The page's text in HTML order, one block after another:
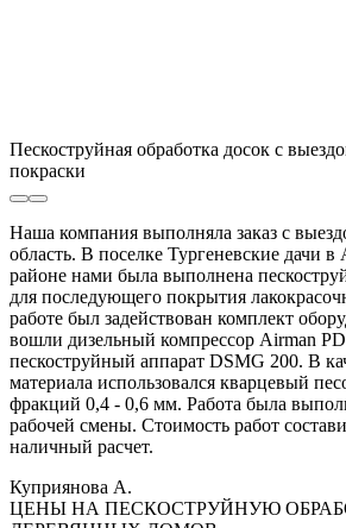
Пескоструйная обработка досок с
покраски
Наша компания выполняла заказ с
область. В поселке Тургеневские дачи в
районе нами была выполнена
для последующего покрытия
работе был задействован комплект
вошли дизельный компрессор Airman
пескоструйный аппарат DSMG 200. В
материала использовался кварцевый
фракций 0,4 - 0,6 мм. Работа была
рабочей смены. Стоимость работ
наличный расчет.
Куприянова А.
ЦЕНЫ НА ПЕСКОСТРУЙНУЮ